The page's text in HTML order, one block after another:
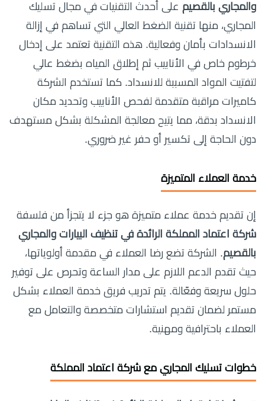
والمجاري بالقصيم على أحدث التقنيات في مجال تسليك
المجاري، منها تقنية الضغط العالي التي تساهم في إزالة
الانسدادات بأمان وفعالية. هذه التقنية تعتمد على إدخال
خرطوم خاص في الأنابيب ثم إطلاق المياه بضغط عالي
لتفتيت المواد المسببة للانسداد. كما تستخدم الشركة
كاميرات مراقبة متقدمة لفحص الأنابيب وتحديد مكان
الانسداد بدقة، مما يتيح معالجة المشكلة بشكل مستهدف
دون الحاجة إلى تكسير أو حفر غير ضروري.
خدمة العملاء المتميزة
إن تقديم خدمة عملاء متميزة هو جزء لا يتجزأ من فلسفة
شركة اعتماد المملكة الرائدة في تنظيف البيارات والمجاري
بالقصيم. الشركة تضع رضا العملاء في مقدمة أولوياتها،
حيث تقدم الدعم اللازم على مدار الساعة وتحرص على توفير
حلول سريعة وفعّالة. يتم تدريب فريق خدمة العملاء بشكل
مستمر لضمان تقديم استشارات متخصصة والتعامل مع
العملاء باحترافية ومهنية.
خطوات تسليك المجاري مع شركة اعتماد المملكة